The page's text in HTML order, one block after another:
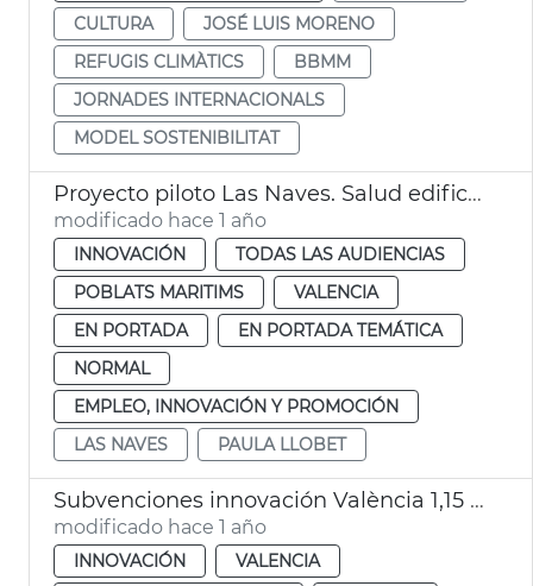
CULTURA
JOSÉ LUIS MORENO
REFUGIS CLIMÀTICS
BBMM
JORNADES INTERNACIONALS
MODEL SOSTENIBILITAT
Proyecto piloto Las Naves. Salud edificios
modificado hace 1 año
INNOVACIÓN
TODAS LAS AUDIENCIAS
POBLATS MARITIMS
VALENCIA
EN PORTADA
EN PORTADA TEMÁTICA
NORMAL
EMPLEO, INNOVACIÓN Y PROMOCIÓN
LAS NAVES
PAULA LLOBET
Subvenciones innovación València 1,15 millones
modificado hace 1 año
INNOVACIÓN
VALENCIA